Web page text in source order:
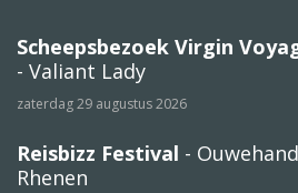
Scheepsbezoek Virgin
- Valiant Lady
zaterdag 29 augustus 2026
Reisbizz Festival -
Rhenen